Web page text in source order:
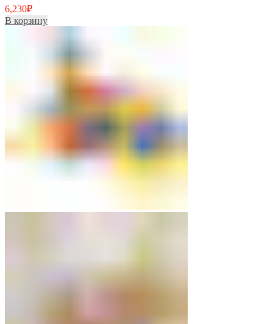
6,230₽
В корзину